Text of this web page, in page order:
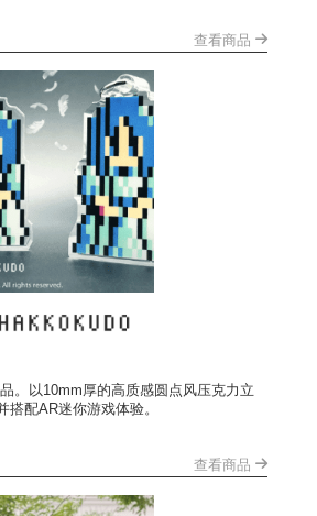
查看商品
。以10mm厚的高质感圆点风压克力立
搭配AR迷你游戏体验。
查看商品